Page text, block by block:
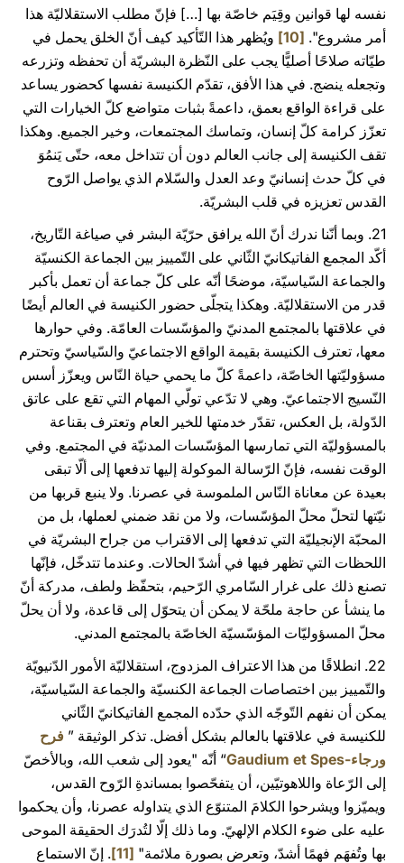
نفسه لها قوانين وقِيَم خاصّة بها […] فإنّ مطلب الاستقلاليّة هذا
أمر مشروع". [10]
ويُظهر هذا التّأكيد كيف أنّ الخلق يحمل في
طيّاته صلاحًا أصليًّا يجب على النّظرة البشريّة أن تحفظه وتزرعه
وتجعله ينضج. في هذا الأفق، تقدّم الكنيسة نفسها كحضور يساعد
على قراءة الواقع بعمق، داعمةً بثبات متواضع كلّ الخيارات التي
تعزّز كرامة كلّ إنسان، وتماسك المجتمعات، وخير الجميع. وهكذا
تقف الكنيسة إلى جانب العالم دون أن تتداخل معه، حتّى يَنمُوَ
في كلّ حدث إنسانيّ وعد العدل والسّلام الذي يواصل الرّوح
القدس تعزيزه في قلب البشريّة.
21. وبما أنّنا ندرك أنّ الله يرافق حرّيّة البشر في صياغة التّاريخ،
أكّد المجمع الفاتيكانيّ الثّاني على التّمييز بين الجماعة الكنسيّة
والجماعة السّياسيّة، موضحًا أنّه على كلّ جماعة أن تعمل بأكبر
قدر من الاستقلاليّة. وهكذا يتجلّى حضور الكنيسة في العالم أيضًا
في علاقتها بالمجتمع المدنيّ والمؤسّسات العامّة. وفي حوارها
معها، تعترف الكنيسة بقيمة الواقع الاجتماعيّ والسّياسيّ وتحترم
مسؤوليّتها الخاصّة، داعمةً كلّ ما يحمي حياة النّاس ويعزّز أسس
النّسيج الاجتماعيّ. وهي لا تدّعي تولّي المهام التي تقع على عاتق
الدّولة، بل العكس، تقدّر خدمتها للخير العام وتعترف بقناعة
بالمسؤوليّة التي تمارسها المؤسّسات المدنيّة في المجتمع. وفي
الوقت نفسه، فإنّ الرّسالة الموكولة إليها تدفعها إلى ألّا تبقى
بعيدة عن معاناة النّاس الملموسة في عصرنا. ولا ينبع قربها من
نيّتها لتحلّ محلّ المؤسّسات، ولا من نقد ضمني لعملها، بل من
المحبّة الإنجيليّة التي تدفعها إلى الاقتراب من جراح البشريّة في
اللحظات التي تظهر فيها في أشدّ الحالات. وعندما تتدخّل، فإنّها
تصنع ذلك على غرار السّامري الرّحيم، بتحفّظ ولطف، مدركة أنّ
ما ينشأ عن حاجة ملحّة لا يمكن أن يتحوّل إلى قاعدة، ولا أن يحلّ
محلّ المسؤوليّات المؤسّسيّة الخاصّة بالمجتمع المدني.
22. انطلاقًا من هذا الاعتراف المزدوج، استقلاليّة الأمور الدّنيويّة
والتّمييز بين اختصاصات الجماعة الكنسيّة والجماعة السّياسيّة،
يمكن أن نفهم التّوجّه الذي حدّده المجمع الفاتيكانيّ الثّاني
للكنيسة في علاقتها بالعالم بشكل أفضل. تذكر الوثيقة ” فرح
ورجاء-Gaudium et Spes
“ أنّه "يعود إلى شعب الله، وبالأخصّ
إلى الرّعاة واللاهوتيّين، أن يتفحّصوا بمساندةِ الرّوح القدس،
ويميّزوا ويشرحوا الكلامَ المتنوّع الذي يتداوله عصرنا، وأن يحكموا
عليه على ضوء الكلام الإلهيّ. وما ذلك إلّا لتُدرَك الحقيقة الموحى
بها وتُفهَم فهمًا أشدّ، وتعرض بصورة ملائمة" [11]
. إنّ الاستماع